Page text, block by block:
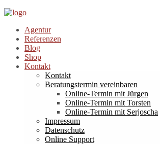
Agentur
Referenzen
Blog
Shop
Kontakt
Kontakt
Beratungstermin vereinbaren
Online-Termin mit Jürgen
Online-Termin mit Torsten
Online-Termin mit Serjoscha
Impressum
Datenschutz
Online Support